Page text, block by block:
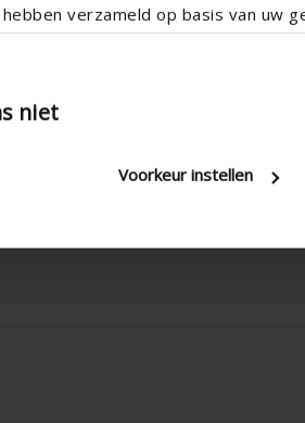
verzameld op basis van uw
niet
Voorkeur instellen